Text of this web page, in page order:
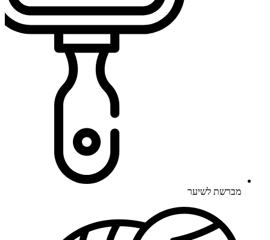
מברשת לשיער